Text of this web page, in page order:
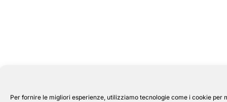
Per fornire le migliori esperienze, utilizziamo tecnologie come i cookie